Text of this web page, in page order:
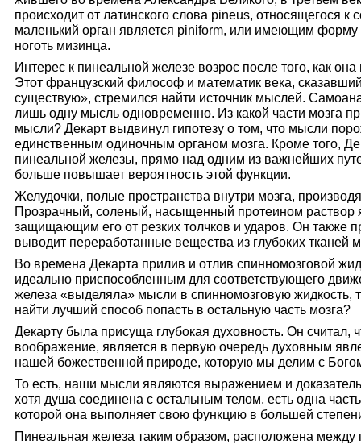
происходит от латинского слова pineus, относящегося к
маленький орган является piniform, или имеющим
ноготь мизинца.
Интерес к пинеальной железе возрос после того, как
Этот французский философ и математик века,
существую», стремился найти источник мыслей.
лишь одну мысль одновременно. Из какой части мозга
мысли? Декарт выдвинул гипотезу о том, что мысли
единственным одиночным органом мозга. Кроме того,
пинеальной железы, прямо над одним из важнейших
больше повышает вероятность этой функции.
Желудочки, полые пространства внутри мозга,
Прозрачный, соленый, насыщенный протеином раствор
защищающим его от резких толчков и ударов. Он также
выводит переработанные вещества из глубоких тканей
Во времена Декарта прилив и отлив спинномозговой
идеально приспособленным для соответствующего
железа «выделяла» мысли в спинномозговую жидкость,
найти лучший способ попасть в остальную часть мозга?
Декарту была присуща глубокая духовность. Он считал,
воображение, является в первую очередь духовным
нашей божественной природе, которую мы делим с
То есть, наши мысли являются выражением и
хотя душа соединена с остальным телом, есть одна
которой она выполняет свою функцию в большей
Пинеальная железа таким образом, расположена